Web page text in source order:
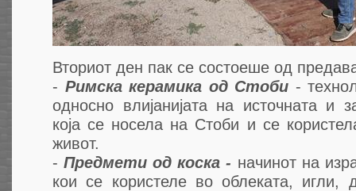
Вториот ден пак се состоеше од
- Римска керамика од Стоби -
односно влијанијата на источната и
која се носела на Стоби и се
живот.
- Предмети од коска - начинот на
кои се користеле во облеката, игли,